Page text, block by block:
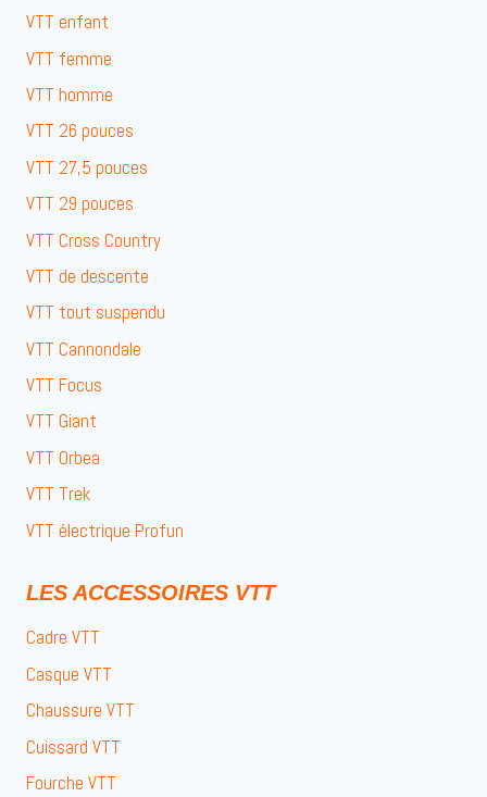
VTT enfant
VTT femme
VTT homme
VTT 26 pouces
VTT 27,5 pouces
VTT 29 pouces
VTT Cross Country
VTT de descente
VTT tout suspendu
VTT Cannondale
VTT Focus
VTT Giant
VTT Orbea
VTT Trek
VTT électrique Profun
LES ACCESSOIRES VTT
Cadre VTT
Casque VTT
Chaussure VTT
Cuissard VTT
Fourche VTT